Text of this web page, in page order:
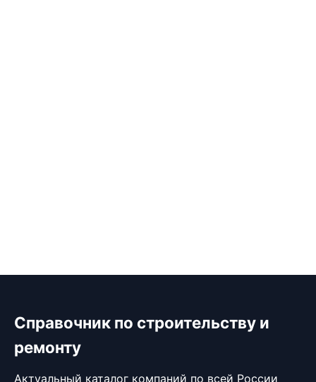
Справочник по строительству и
ремонту
Актуальный каталог компаний по всей России